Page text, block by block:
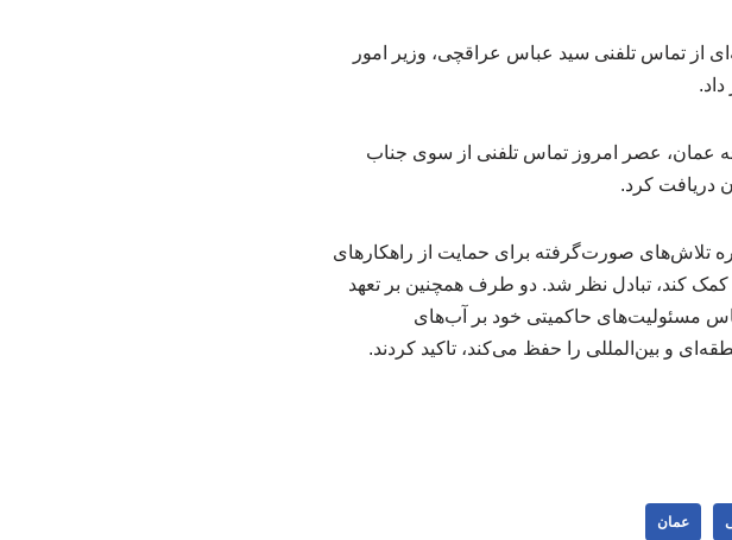
از تماس تلفنی سید عباس عراقچی، وزیر امور
عمان، عصر امروز تماس تلفنی از سوی جناب
دریافت کرد.
تلاش‌های صورت‌گرفته برای حمایت از راهکارهای
کمک کند، تبادل نظر شد. دو طرف همچنین بر تعهد
مسئولیت‌های حاکمیتی خود بر آب‌های
و بین‌المللی را حفظ می‌کند، تاکید کردند.
عمان